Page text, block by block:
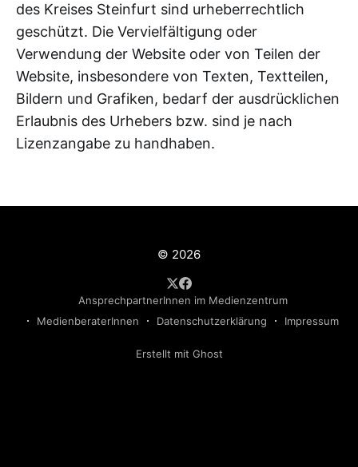
des Kreises Steinfurt sind urheberrechtlich
geschützt. Die Vervielfältigung oder
Verwendung der Website oder von Teilen der
Website, insbesondere von Texten, Textteilen,
Bildern und Grafiken, bedarf der ausdrücklichen
Erlaubnis des Urhebers bzw. sind je nach
Lizenzangabe zu handhaben.
© 2026
AnsprechpartnerInnen im Medienzentrum
MedienberaterInnen
Datenschutzerklärung Impressum
Erstellt mit Ghost